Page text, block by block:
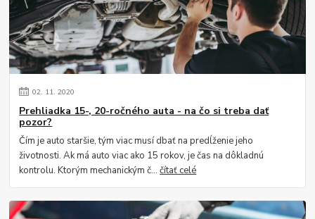
02. 11. 2020
Prehliadka 15-, 20-ročného auta - na čo si treba dať
pozor?
Čím je auto staršie, tým viac musí dbať na predĺženie jeho
životnosti. Ak má auto viac ako 15 rokov, je čas na dôkladnú
kontrolu. Ktorým mechanickým č...čítať celé